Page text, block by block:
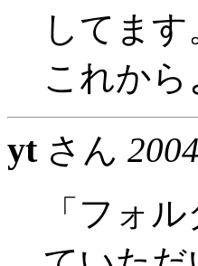
してます
これか
ytさん
「フォ